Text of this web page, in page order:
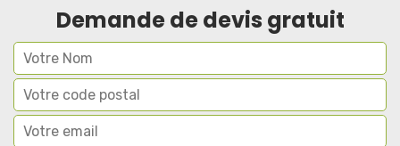
Demande de devis gratuit